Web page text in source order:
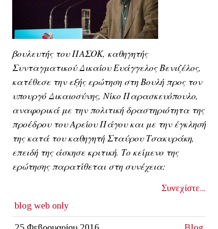
βουλευτής του ΠΑΣΟΚ, καθηγητής
Συνταγματικού Δικαίου Ευάγγελος Βενιζέλος,
κατέθεσε την εξής ερώτηση στη Βουλή προς τον
υπουργό Δικαιοσύνης, Νίκο Παρασκευόπουλο,
αναφορικά με την πολιτική δραστηριότητα της
προέδρου του Αρείου Πάγου και με την έγκλησή
της κατά του καθηγητή Σταύρου Τσακυράκη,
επειδή της άσκησε κριτική. Το κείμενο της
ερώτησης παρατίθεται στη συνέχεια:
Συνεχίστε...
blog web only